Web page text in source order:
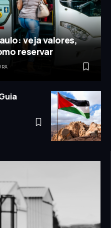
veja valores,
reservar